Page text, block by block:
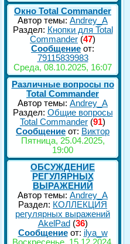
Окно Total Commander
Автор темы: Andrey_A
Раздел: Кнопки для Total
Commander (47)
Сообщение от:
79115839983
Среда, 08.10.2025, 16:07
Различные вопросы по
Total Commander
Автор темы: Andrey_A
Раздел: Общие вопросы
Total Commander (91)
Сообщение от: Виктор
Пятница, 25.04.2025,
19:00
ОБСУЖДЕНИЕ
РЕГУЛЯРНЫХ
ВЫРАЖЕНИЙ
Автор темы: Andrey_A
Раздел: КОЛЛЕКЦИЯ
регулярных выражений
AkelPad (36)
Сообщениеот: ilya_w